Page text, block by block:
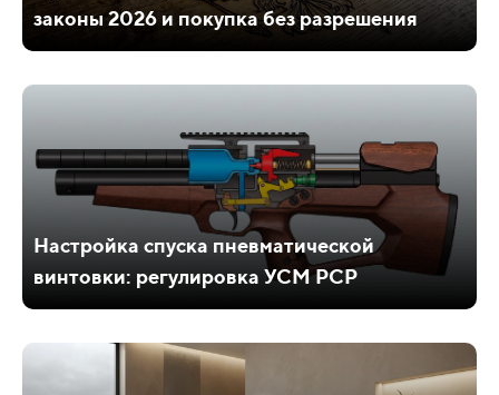
законы 2026 и покупка без разрешения
Настройка спуска пневматической
винтовки: регулировка УСМ PCP